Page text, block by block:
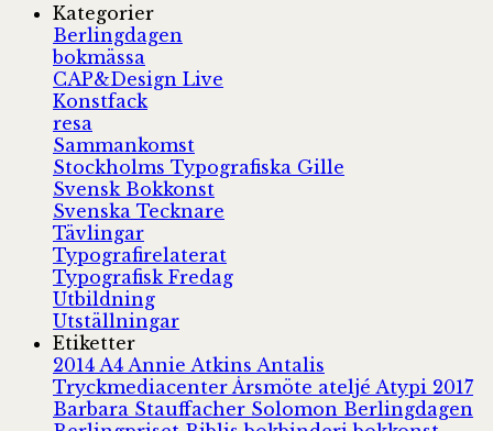
Kategorier
Berlingdagen
bokmässa
CAP&Design Live
Konstfack
resa
Sammankomst
Stockholms Typografiska Gille
Svensk Bokkonst
Svenska Tecknare
Tävlingar
Typografirelaterat
Typografisk Fredag
Utbildning
Utställningar
Etiketter
2014 A4 Annie Atkins Antalis
Tryckmediacenter Årsmöte ateljé Atypi 2017
Barbara Stauffacher Solomon Berlingdagen